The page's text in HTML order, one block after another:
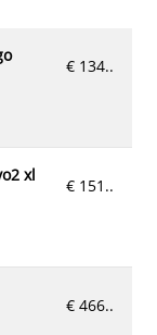
€ 134..
€ 151..
€ 466..